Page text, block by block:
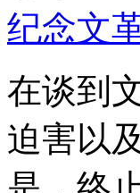
纪念文
在谈到
迫害以